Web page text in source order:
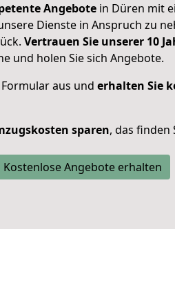
Angebote in Düren mit
Dienste in Anspruch zu
Vertrauen Sie unserer 10
und holen Sie sich Angebote.
aus und erhalten Sie
sparen, das finden
Kostenlose Angebote erhalten